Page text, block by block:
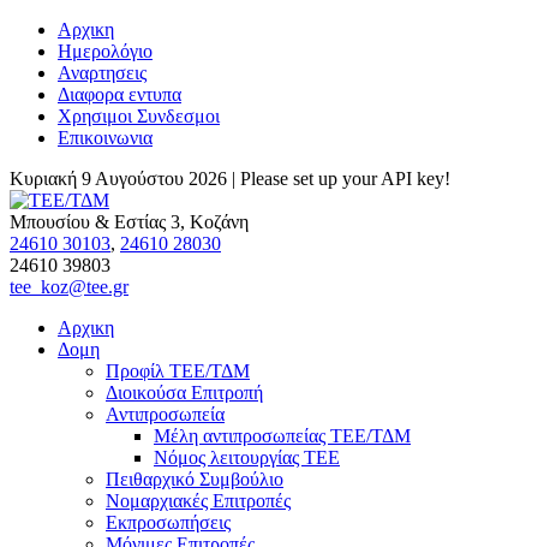
Αρχικη
Ημερολόγιο
Αναρτησεις
Διαφορα εντυπα
Χρησιμοι Συνδεσμοι
Επικοινωνια
Κυριακή 9 Αυγούστου 2026 | Please set up your API key!
Μπουσίου & Εστίας 3, Κοζάνη
24610 30103, 24610 28030
24610 39803
tee_koz@tee.gr
Αρχικη
Δομη
Προφίλ ΤΕΕ/ΤΔΜ
Διοικούσα Επιτροπή
Αντιπροσωπεία
Μέλη αντιπροσωπείας ΤΕΕ/ΤΔΜ
Νόμος λειτουργίας ΤΕΕ
Πειθαρχικό Συμβούλιο
Νομαρχιακές Επιτροπές
Εκπροσωπήσεις